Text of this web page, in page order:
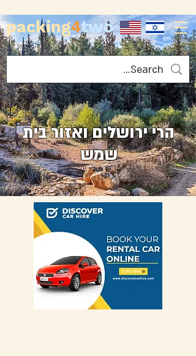
packing4two
הרי ירושלים ואזור בית
שמש